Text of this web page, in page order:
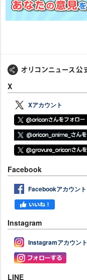
X
Xアカウント
Facebook
Facebookアカウント
Instagram
Instagramアカウント
LINE